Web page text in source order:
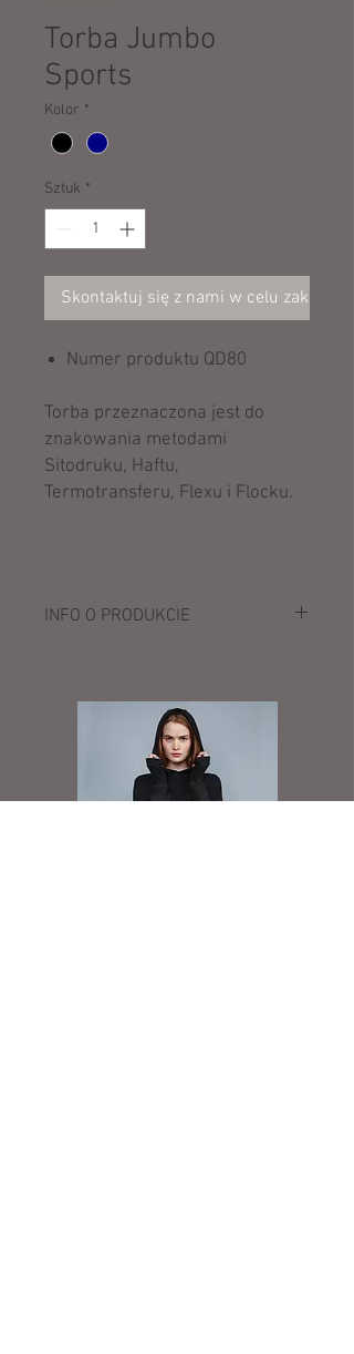
Torba Jumbo
Sports
Kolor *
Sztuk *
Skontaktuj się z nami w celu zakupu
Numer produktu QD80
Torba przeznaczona jest do
znakowania metodami
Sitodruku, Haftu,
Termotransferu, Flexu i Flocku.
INFO O PRODUKCIE
wiele przegród i kieszeni
regulowany i odpinany pasek
wzmocniony spód na nakładkach
pojemność: 74 litry
wymiary: 75 x 35 x 30 cm